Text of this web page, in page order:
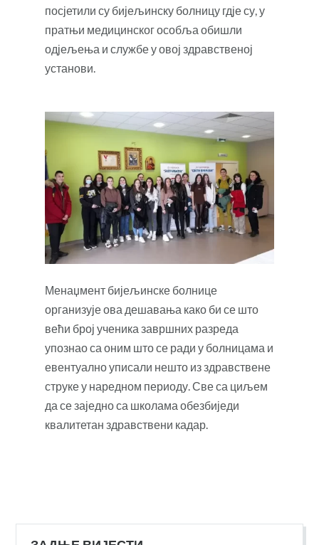
посјетили су бијељинску болницу гдје су, у
пратњи медицинског особља обишли
одјељења и службе у овој здравственој
установи.
Менаџмент бијељинске болнице
организује ова дешавања како би се што
већи број ученика завршних разреда
упознао са оним што се ради у болницама и
евентуално уписали нешто из здравствене
струке у наредном периоду. Све са циљем
да се заједно са школама обезбиједи
квалитетан здравствени кадар.